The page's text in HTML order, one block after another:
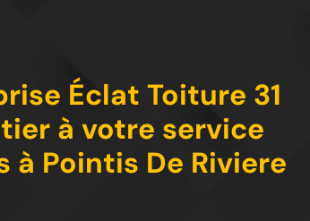
Éclat Toiture 31
à votre service
Pointis De Riviere